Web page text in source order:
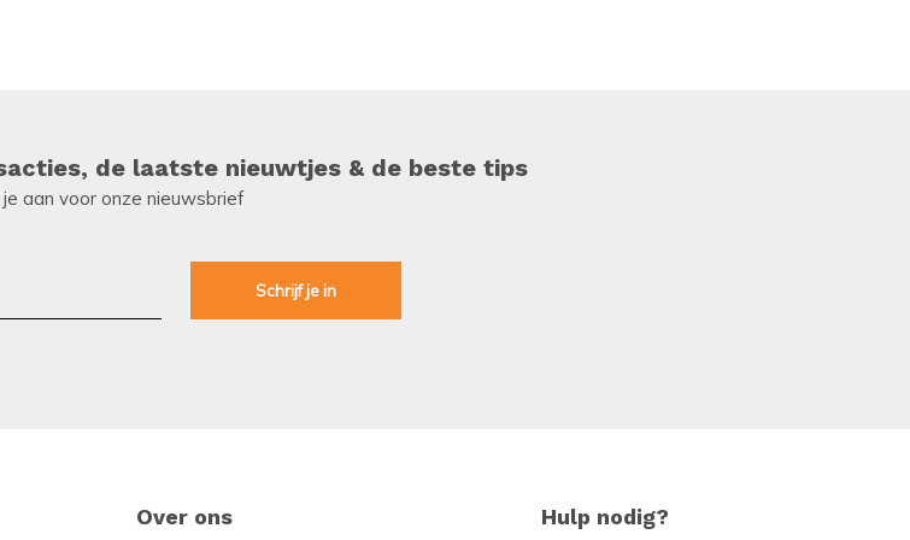
de laatste nieuwtjes & de beste tips
je aan voor onze nieuwsbrief
Over ons Hulp nodig?